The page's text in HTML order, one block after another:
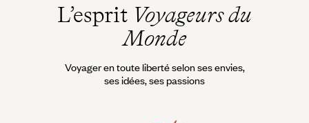
L’esprit Voyageurs du
Monde
Voyager en toute liberté selon ses envies,
ses idées, ses passions